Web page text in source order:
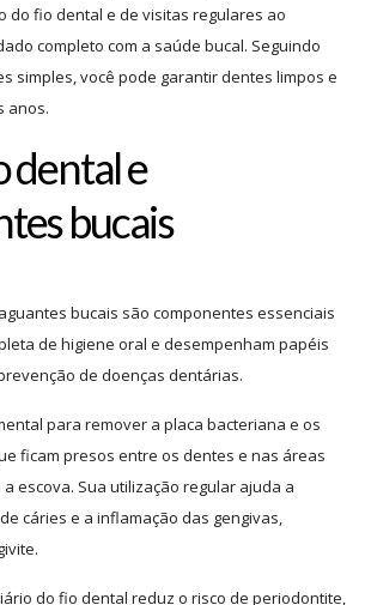
do fio dental e de visitas regulares ao
completo com a saúde bucal. Seguindo
simples, você pode garantir dentes limpos e
anos.
dental e
bucais
bucais são componentes essenciais
de higiene oral e desempenham papéis
de doenças dentárias.
para remover a placa bacteriana e os
ficam presos entre os dentes e nas áreas
escova. Sua utilização regular ajuda a
cáries e a inflamação das gengivas,
do fio dental reduz o risco de periodontite,